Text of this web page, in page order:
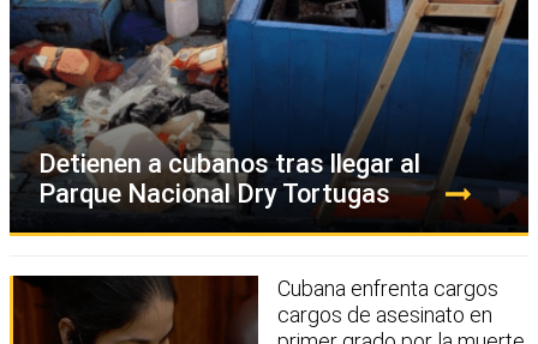
Detienen a cubanos tras llegar al
Parque Nacional Dry Tortugas
Cubana enfrenta cargos
cargos de asesinato en